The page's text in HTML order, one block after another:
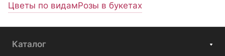
Цветы по видамРозы в букетах
Каталог